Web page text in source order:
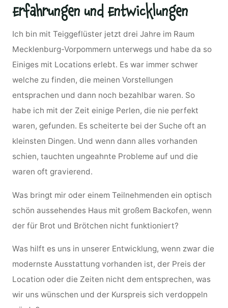
Erfahrungen und Entwicklungen
Ich bin mit Teiggeflüster jetzt drei Jahre im Raum
Mecklenburg-Vorpommern unterwegs und habe da so
Einiges mit Locations erlebt. Es war immer schwer
welche zu finden, die meinen Vorstellungen
entsprachen und dann noch bezahlbar waren. So
habe ich mit der Zeit einige Perlen, die nie perfekt
waren, gefunden. Es scheiterte bei der Suche oft an
kleinsten Dingen. Und wenn dann alles vorhanden
schien, tauchten ungeahnte Probleme auf und die
waren oft gravierend.
Was bringt mir oder einem Teilnehmenden ein optisch
schön aussehendes Haus mit großem Backofen, wenn
der für Brot und Brötchen nicht funktioniert?
Was hilft es uns in unserer Entwicklung, wenn zwar die
modernste Ausstattung vorhanden ist, der Preis der
Location oder die Zeiten nicht dem entsprechen, was
wir uns wünschen und der Kurspreis sich verdoppeln